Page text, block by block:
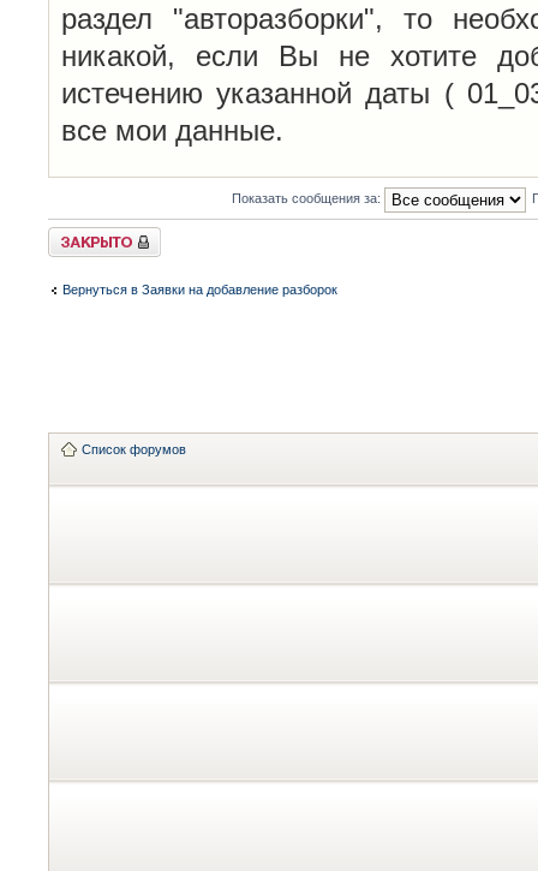
раздел "авторазборки", то
никакой, если Вы не хотите
истечению указанной даты (
все мои данные.
Показать сообщения за:
Закрыто
Вернуться в Заявки на добавление разборок
Список форумов